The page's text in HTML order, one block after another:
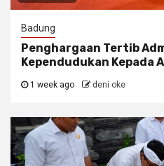
Badung
Penghargaan Tertib
Kependudukan Kepada
1 week ago deni oke